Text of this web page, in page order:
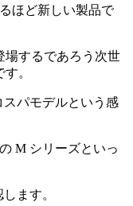
ほど新しい製品で
場するであろう次世
。
スパモデルという感
M シリーズといっ
ます。